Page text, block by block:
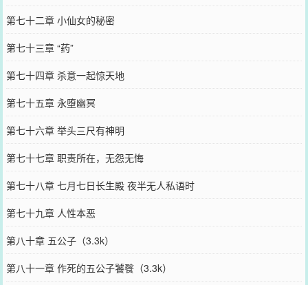
第七十二章 小仙女的秘密
第七十三章 “药”
第七十四章 杀意一起惊天地
第七十五章 永堕幽冥
第七十六章 举头三尺有神明
第七十七章 职责所在，无怨无悔
第七十八章 七月七日长生殿 夜半无人私语时
第七十九章 人性本恶
第八十章 五公子（3.3k）
第八十一章 作死的五公子饕餮（3.3k）